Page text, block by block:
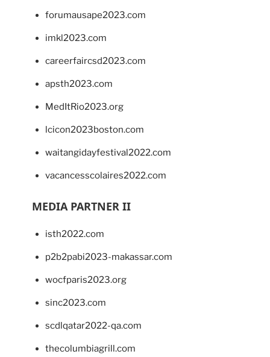
forumausape2023.com
imkl2023.com
careerfaircsd2023.com
apsth2023.com
MedItRio2023.org
lcicon2023boston.com
waitangidayfestival2022.com
vacancesscolaires2022.com
MEDIA PARTNER II
isth2022.com
p2b2pabi2023-makassar.com
wocfparis2023.org
sinc2023.com
scdlqatar2022-qa.com
thecolumbiagrill.com